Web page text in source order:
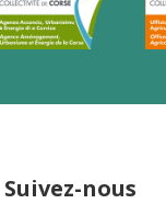
Suivez-nous